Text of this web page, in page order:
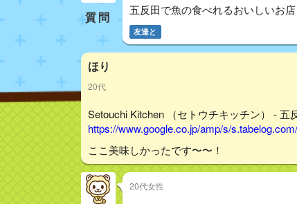
質問 五反田で魚の食べれるおいしいお
友達と
ほり
20代
Setouchi Kitchen （セトウチキッチン） - 五
https://www.google.co.jp/amp/s/
ここ美味しかったです〜〜！
20代女性